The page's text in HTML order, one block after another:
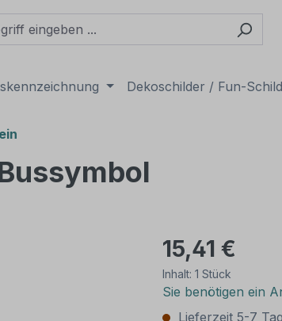
Dekoschilder / Fun-
15,41 €
Inhalt: 1 Stück
Sie benötigen ein
Lieferzeit 5-7